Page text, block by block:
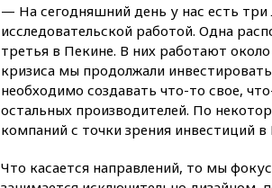
— На сегодняшний день у нас есть
исследовательской работой. Одна
третья в Пекине. В них работают
кризиса мы продолжали
необходимо создавать что-то свое,
остальных производителей. По
компаний с точки зрения инвестиций в
Что касается направлений, то мы